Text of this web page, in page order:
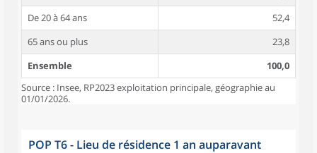
De 20 à 64 ans
52,4
65 ans ou plus
23,8
Ensemble
100,0
Source : Insee, RP2023 exploitation principale, géographie au
01/01/2026.
POP T6 - Lieu de résidence 1 an auparavant